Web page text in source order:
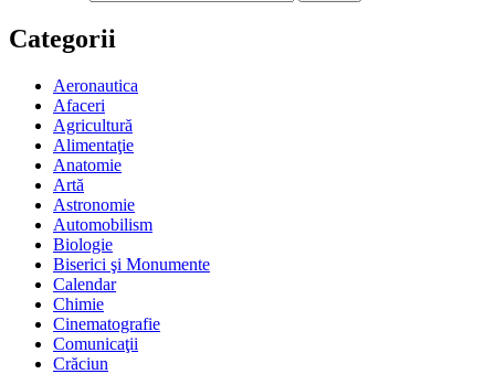
Categorii
Aeronautica
Afaceri
Agricultură
Alimentaţie
Anatomie
Artă
Astronomie
Automobilism
Biologie
Biserici şi Monumente
Calendar
Chimie
Cinematografie
Comunicaţii
Crăciun